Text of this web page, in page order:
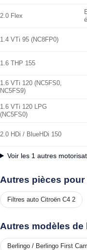
2.0 Flex
1.4 VTi 95 (NC8FP0)
1.6 THP 155
1.6 VTi 120 (NC5FS0,
NC5FS9)
1.6 VTi 120 LPG
(NC5FS0)
2.0 HDi / BlueHDi 150
Voir les 1 autres
Autres pièces pour
Filtres auto Citroën C4 2
Autres modèles de
Berlingo / Berlingo First